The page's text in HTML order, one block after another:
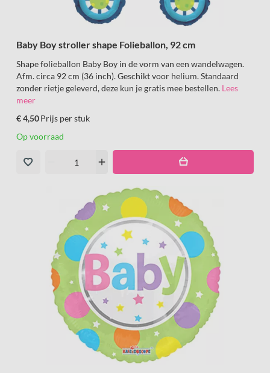
Baby Boy stroller shape Folieballon, 92 cm
Shape folieballon Baby Boy in de vorm van een wandelwagen.
Afm. circa 92 cm (36 inch). Geschikt voor helium. Standaard
zonder rietje geleverd, deze kun je gratis mee bestellen. Lees
meer
€ 4,50Prijs per stuk
Op voorraad
add